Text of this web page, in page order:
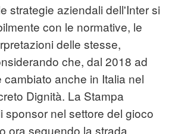
strategie aziendali dell'Inter si
con le normative, le
delle stesse,
che, dal 2018 ad
anche in Italia nel
Dignità. La Stampa
sponsor nel settore del gioco
ora seguendo la strada